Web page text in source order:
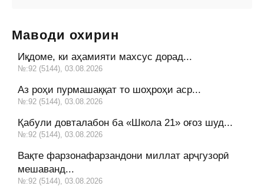
Маводи охирин
Иқдоме, ки аҳамияти махсус дорад...
№:92 (5144), 03.08.2026
Аз роҳи пурмашаққат то шоҳроҳи аср...
№:92 (5144), 03.08.2026
Қабули довталабон ба «Школа 21» оғоз шуд...
№:92 (5144), 03.08.2026
Вақте фарзонафарзандони миллат арҷгузорӣ
мешаванд...
№:92 (5144), 03.08.2026